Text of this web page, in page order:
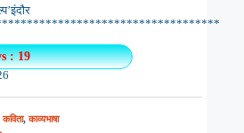
: 19
कविता,काव्यभाषा